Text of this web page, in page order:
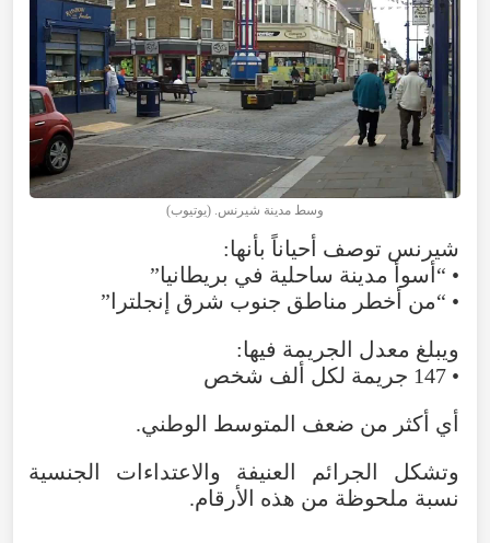
وسط مدينة شيرنس. (يوتيوب)
شيرنس توصف أحياناً بأنها:
• “أسوأ مدينة ساحلية في بريطانيا”
•
“من أخطر مناطق جنوب شرق إنجلترا”
ويبلغ معدل الجريمة فيها:
• 147 جريمة لكل ألف شخص
أي أكثر من ضعف المتوسط الوطني.
وتشكل
الجرائم العنيفة والاعتداءات
الجنسية
نسبة ملحوظة من هذه الأرقام.